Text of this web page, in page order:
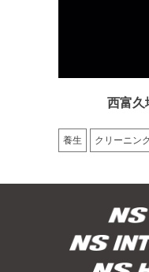
西富久
養生 クリーニン